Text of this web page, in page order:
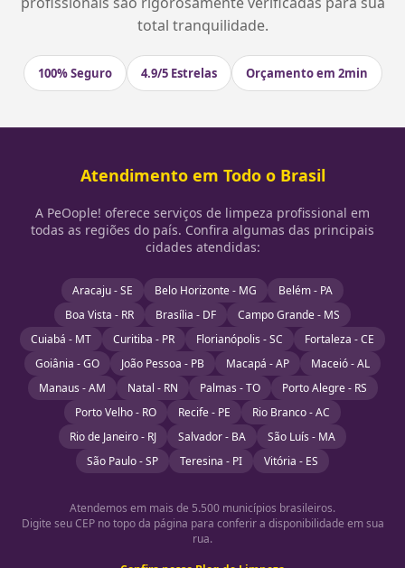
total tranquilidade.
100% Seguro 4.9/5 Estrelas Orçamento em 2min
Atendimento em Todo o Brasil
A PeOople! oferece serviços de limpeza profissional em
todas as regiões do país. Confira algumas das principais
cidades atendidas:
Aracaju - SE Belo Horizonte - MG
Belém - PA
Boa Vista - RR
Brasília - DF
Campo Grande - MS
Cuiabá - MT
Curitiba - PR Florianópolis - SC
Fortaleza - CE
Goiânia - GO
João Pessoa - PB Macapá - AP
Maceió - AL
Manaus - AM
Natal - RN Palmas - TO
Porto Alegre - RS
Porto Velho - RO
Recife - PE
Rio Branco - AC
Rio de Janeiro - RJ
Salvador - BA
São Luís - MA
São Paulo - SP
Teresina - PI Vitória - ES
Atendemos em mais de 5.500 municípios brasileiros.
Digite seu CEP no topo da página para conferir a disponibilidade em sua
rua.